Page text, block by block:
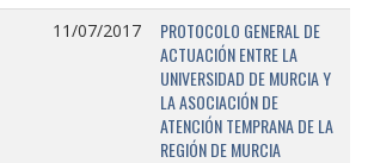
11/07/2017
PROTOCOLO GENERAL DE
ACTUACIÓN ENTRE LA
UNIVERSIDAD DE MURCIA Y
LA ASOCIACIÓN DE
ATENCIÓN TEMPRANA DE LA
REGIÓN DE MURCIA